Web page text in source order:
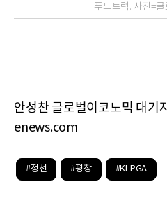
푸드트럭. 사진=
안성찬 글로벌이코노믹 대
enews.com
#정선 #평창 #KLPGA